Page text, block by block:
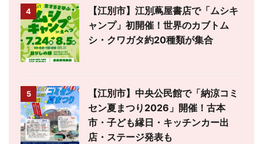
4
【江別市】江別蔦屋書店で「ムシキ
ャンプ」初開催！世界のカブトム
シ・クワガタ約20種類が集合
5
【江別市】中央公民館で「納涼コミ
セン夏まつり2026」開催！古本
市・子ども縁日・キッチンカー出
店・ステージ発表も